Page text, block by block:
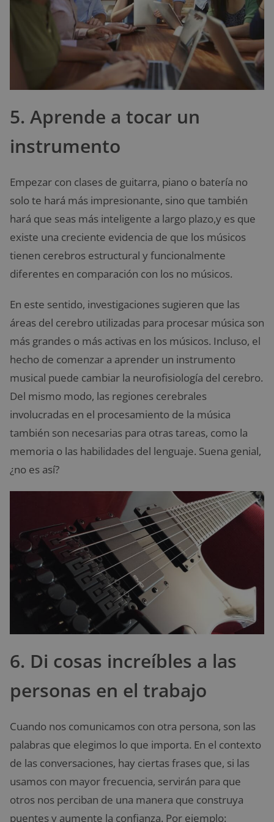
5. Aprende a tocar un
instrumento
Empezar con clases de guitarra, piano o batería no
solo te hará más impresionante, sino que también
hará que seas más inteligente a largo plazo,y es que
existe una creciente evidencia de que los músicos
tienen cerebros estructural y funcionalmente
diferentes en comparación con los no músicos.
En este sentido, investigaciones sugieren que las
áreas del cerebro utilizadas para procesar música son
más grandes o más activas en los músicos. Incluso, el
hecho de comenzar a aprender un instrumento
musical puede cambiar la neurofisiología del cerebro.
Del mismo modo, las regiones cerebrales
involucradas en el procesamiento de la música
también son necesarias para otras tareas, como la
memoria o las habilidades del lenguaje. Suena genial,
¿no es así?
6. Di cosas increíbles a las
personas en el trabajo
Cuando nos comunicamos con otra persona, son las
palabras que elegimos lo que importa. En el contexto
de las conversaciones, hay ciertas frases que, si las
usamos con mayor frecuencia, servirán para que
otros nos perciban de una manera que construya
puentes y aumente la confianza. Por ejemplo: